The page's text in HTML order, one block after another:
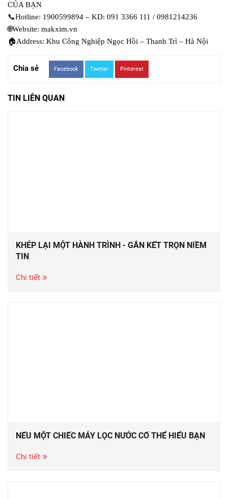
CỦA BẠN
📞Hotline: 1900599894 – KD: 091 3366 111 / 0981214236
🌐Website: makxim.vn
🏠Address: Khu Công Nghiệp Ngọc Hồi – Thanh Trì – Hà Nội
Chia sẻ Facebook Twitter Pinterest
TIN LIÊN QUAN
KHÉP LẠI MỘT HÀNH TRÌNH - GẮN KẾT TRỌN NIỀM
TIN
Chi tiết
NẾU MỘT CHIẾC MÁY LỌC NƯỚC CỐ THỂ HIỂU BẠN
Chi tiết